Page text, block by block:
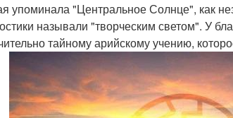
упоминала "Центральное Солнце", как
называли "творческим светом". У
тайному арийскому учению,